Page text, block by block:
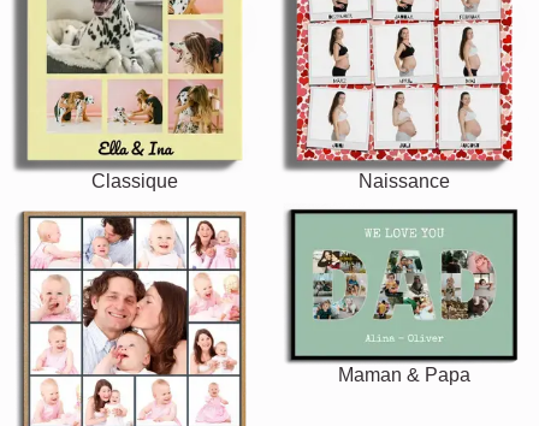
Classique Naissance
Maman & Papa